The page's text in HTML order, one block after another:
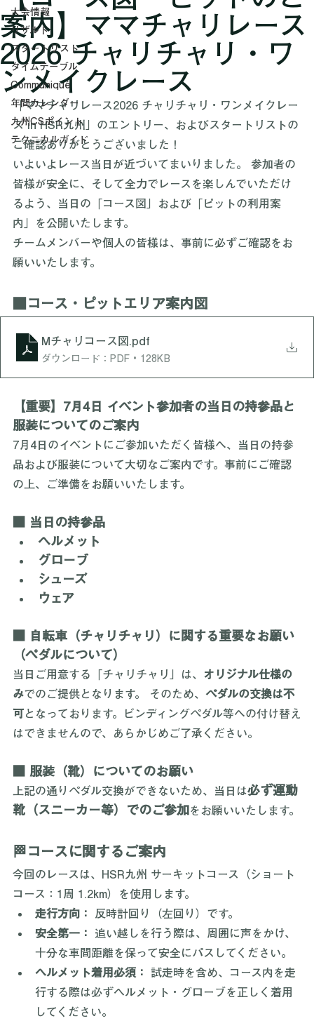
実施要項
大会情報
リザルト
スタートリスト
タイムテーブル
Communiqué
年間カレンダー
九州CSポイント
テクニカルガイド
【コース図・ピットのご
案内】ママチャリレース
2026 チャリチャリ・ワ
ンメイクレース
「ママチャリレース2026 チャリチャリ・ワンメイクレー
ス in HSR九州」のエントリー、およびスタートリストの
ご確認ありがとうございました！
いよいよレース当日が近づいてまいりました。 参加者の
皆様が安全に、そして全力でレースを楽しんでいただけ
るよう、当日の「コース図」および「ピットの利用案
内」を公開いたします。
チームメンバーや個人の皆様は、事前に必ずご確認をお
■コース・ピットエリア案内図
Mチャリコース図 .pdf
ダウンロード：PDF • 128KB
【重要】7月4日 イベント参加者の当日の持参品と
服装についてのご案内
7月4日のイベントにご参加いただく皆様へ、当日の持参
品および服装について大切なご案内です。事前にご確認
■ 当日の持参品
ヘルメット
グローブ
シューズ
■ 自転車（チャリチャリ）に関する重要なお願い
（ペダルについて）
当日ご用意する「チャリチャリ」は、
オリジナル仕様の
みでのご提供となります。 そのため、ペダルの交換は不
可となっております。ビンディングペダル等への付け替え
■ 服装（靴）についてのお願い
上記の通りペダル交換ができないため、当日は必ず運動
🏁コースに関するご案内
今回のレースは、HSR九州 サーキットコース（ショート
コース：1周 1.2km）を使用します。
走行方向：
反時計回り（左回り）です。
安全第一： 追い越しを行う際は、周囲に声をかけ、
十分な車間距離を保って安全にパスしてください。
ヘルメット着用必須： 試走時を含め、コース内を走
行する際は必ずヘルメット・グローブを正しく着用